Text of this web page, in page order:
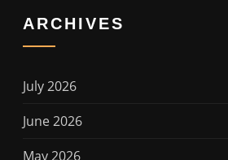
ARCHIVES
July 2026
June 2026
May 2026